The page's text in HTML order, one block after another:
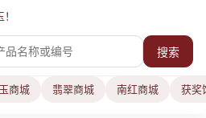
搜索
商城 翡翠商城 南红商城 获奖